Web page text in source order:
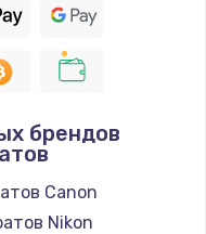
брендов
Canon
Nikon